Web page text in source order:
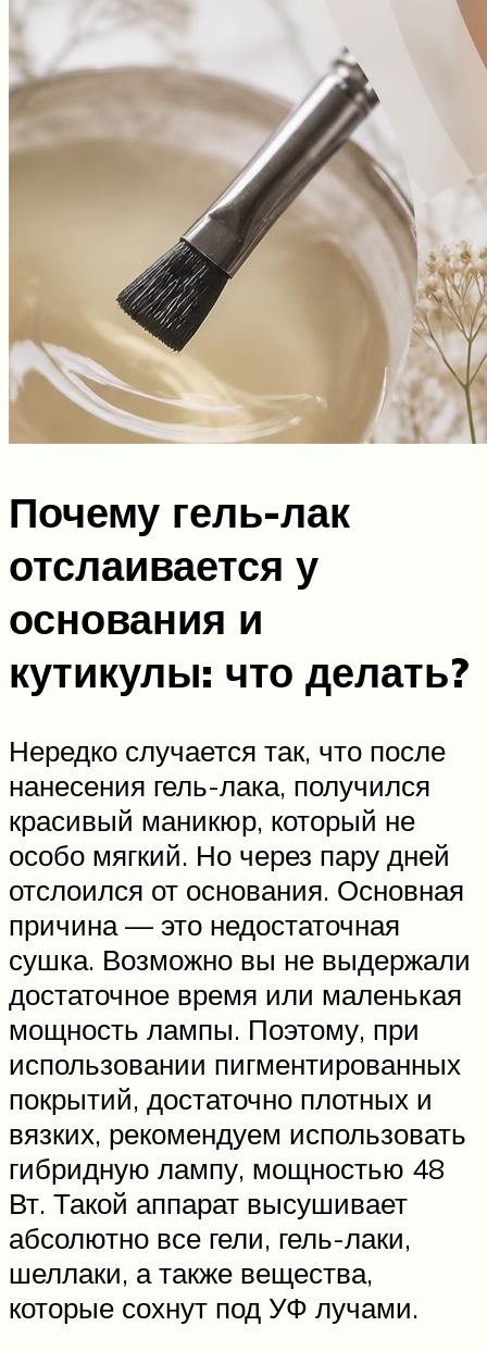
Почему гель-лак
отслаивается у
основания и
кутикулы: что делать?
Нередко случается так, что после
нанесения гель-лака, получился
красивый маникюр, который не
особо мягкий. Но через пару дней
отслоился от основания. Основная
причина — это недостаточная
сушка. Возможно вы не выдержали
достаточное время или маленькая
мощность лампы. Поэтому, при
использовании пигментированных
покрытий, достаточно плотных и
вязких, рекомендуем использовать
гибридную лампу, мощностью 48
Вт. Такой аппарат высушивает
абсолютно все гели, гель-лаки,
шеллаки, а также вещества,
которые сохнут под УФ лучами.